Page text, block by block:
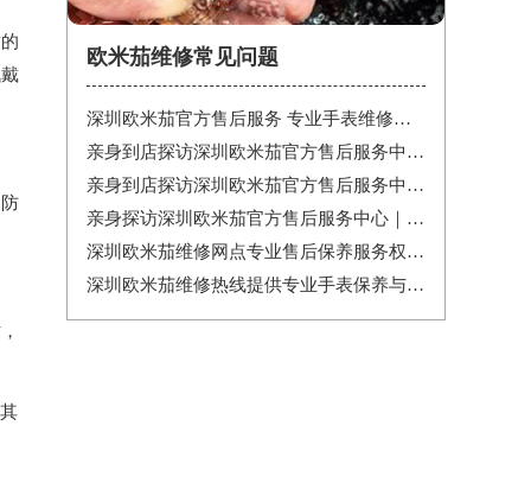
欧米茄维修常见问题
深圳欧米茄官方售后服务 专业手表维修保养权威公示（2026年7月最新）
亲身到店探访深圳欧米茄官方售后服务中心｜详细官方热线及维修地址（2026年7月最新）
亲身到店探访深圳欧米茄官方售后服务中心｜详细地址与售后服务电话（2026年7月最新）
亲身探访深圳欧米茄官方售后服务中心｜完整地址与联系电话（2026年7月最新）
深圳欧米茄维修网点专业售后保养服务权威公示（2026年7月最新）
深圳欧米茄维修热线提供专业手表保养与售后服务权威公示（2026年7月最新）